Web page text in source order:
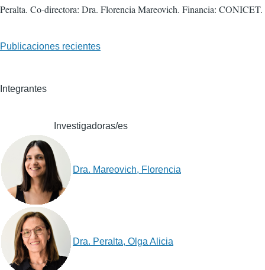
Peralta. Co-directora: Dra. Florencia Mareovich. Financia: CONICET.
Publicaciones recientes
Integrantes
Investigadoras/es
Dra. Mareovich, Florencia
Dra. Peralta, Olga Alicia